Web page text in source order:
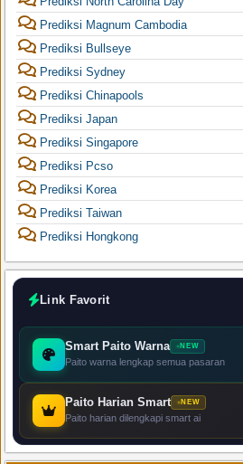
Prediksi Magnum Cambodia
Prediksi Bullseye
Prediksi Sydney
Prediksi Chinapools
Prediksi Japan
Prediksi Singapore
Prediksi Pcso
Prediksi Korea
Prediksi Taiwan
Prediksi Hongkong
Link Favorit
Smart Paito Warna NEW
Paito warna lengkap semua pasaran
Paito Harian Smart NEW
Paito harian dilengkapi smart ai